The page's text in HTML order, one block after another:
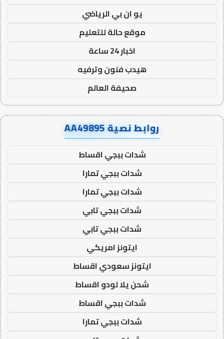
يو ان بي الرياضي
موقع حالة للتعليم
اخبار 24 ساعة
هيدب فنون وترفيه
صحيفة العالم
روابط نصية AA49895
شدات ببجي اقساط
شدات ببجي تمارا
شدات ببجي تمارا
شدات ببجي تابي
شدات ببجي تابي
ايتونز امريكي
ايتونز سعودي اقساط
شحن يلا لودو اقساط
شدات ببجي اقساط
شدات ببجي تمارا